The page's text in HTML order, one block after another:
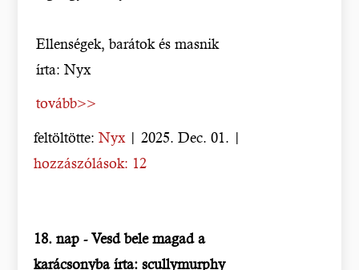
Ellenségek, barátok és masnik
írta: Nyx
tovább>>
feltöltötte:Nyx | 2025. Dec. 01. |
hozzászólások: 12
18. nap - Vesd bele magad a
karácsonyba írta: scullymurphy